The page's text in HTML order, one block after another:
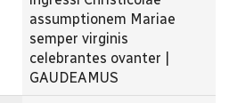
assumptionem Mariae
semper virginis
celebrantes ovanter |
GAUDEAMUS